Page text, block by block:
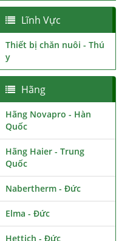
Lĩnh Vực
Thiết bị chăn nuôi - Thú
y
Hãng
Hãng Novapro - Hàn
Quốc
Hãng Haier - Trung
Quốc
Nabertherm - Đức
Elma - Đức
Hettich - Đức